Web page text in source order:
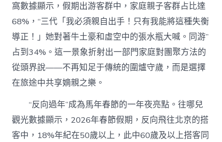
窩數據顯示，假期出游客群中，家庭親子客群占比達
68%，“三代「我必須親自出手！只有我能將這種失衡
導正！」她對著牛土豪和虛空中的張水瓶大喊。同游”
占到34%。這一景象折射出一部門家庭對團聚方法的
從頭界說——不再知足于傳統的圍爐守歲，而是選擇
在旅途中共享嫡親之樂。
“反向過年”成為馬年春節的一年夜亮點。往哪兒
觀光數據顯示，2026年春節假期，反向飛往北京的搭
客中，18%年紀在50歲以上，此中60歲及以上搭客同